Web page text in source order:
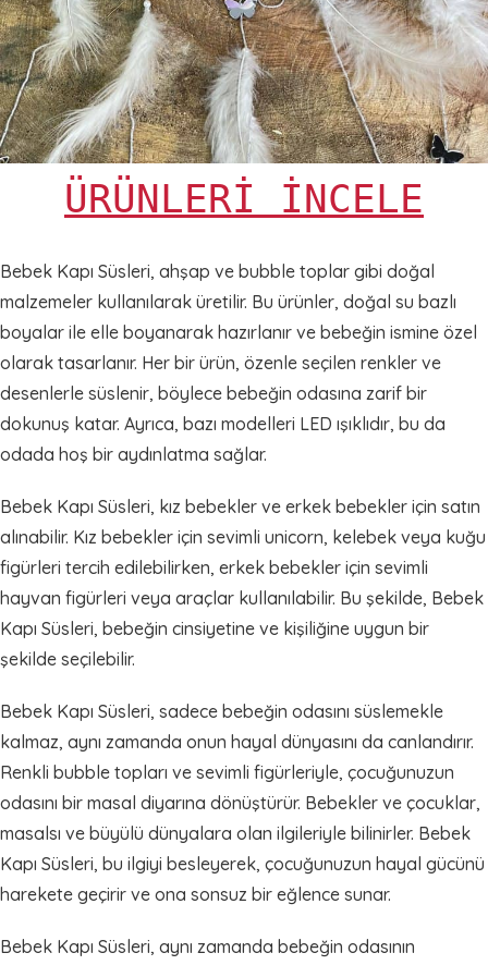
ÜRÜNLERİ İNCELE
Bebek Kapı Süsleri, ahşap ve bubble toplar gibi doğal
malzemeler kullanılarak üretilir. Bu ürünler, doğal su bazlı
boyalar ile elle boyanarak hazırlanır ve bebeğin ismine özel
olarak tasarlanır. Her bir ürün, özenle seçilen renkler ve
desenlerle süslenir, böylece bebeğin odasına zarif bir
dokunuş katar. Ayrıca, bazı modelleri LED ışıklıdır, bu da
odada hoş bir aydınlatma sağlar.
Bebek Kapı Süsleri, kız bebekler ve erkek bebekler için satın
alınabilir. Kız bebekler için sevimli unicorn, kelebek veya kuğu
figürleri tercih edilebilirken, erkek bebekler için sevimli
hayvan figürleri veya araçlar kullanılabilir. Bu şekilde, Bebek
Kapı Süsleri, bebeğin cinsiyetine ve kişiliğine uygun bir
şekilde seçilebilir.
Bebek Kapı Süsleri, sadece bebeğin odasını süslemekle
kalmaz, aynı zamanda onun hayal dünyasını da canlandırır.
Renkli bubble topları ve sevimli figürleriyle, çocuğunuzun
odasını bir masal diyarına dönüştürür. Bebekler ve çocuklar,
masalsı ve büyülü dünyalara olan ilgileriyle bilinirler. Bebek
Kapı Süsleri, bu ilgiyi besleyerek, çocuğunuzun hayal gücünü
harekete geçirir ve ona sonsuz bir eğlence sunar.
Bebek Kapı Süsleri, aynı zamanda bebeğin odasının